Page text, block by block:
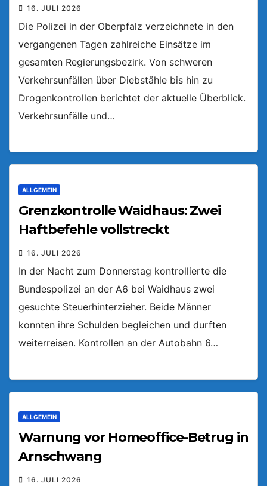
16. JULI 2026
Die Polizei in der Oberpfalz verzeichnete in den
vergangenen Tagen zahlreiche Einsätze im
gesamten Regierungsbezirk. Von schweren
Verkehrsunfällen über Diebstähle bis hin zu
Drogenkontrollen berichtet der aktuelle Überblick.
Verkehrsunfälle und…
ALLGEMEIN
Grenzkontrolle Waidhaus: Zwei
Haftbefehle vollstreckt
16. JULI 2026
In der Nacht zum Donnerstag kontrollierte die
Bundespolizei an der A6 bei Waidhaus zwei
gesuchte Steuerhinterzieher. Beide Männer
konnten ihre Schulden begleichen und durften
weiterreisen. Kontrollen an der Autobahn 6…
ALLGEMEIN
Warnung vor Homeoffice-Betrug in
Arnschwang
16. JULI 2026